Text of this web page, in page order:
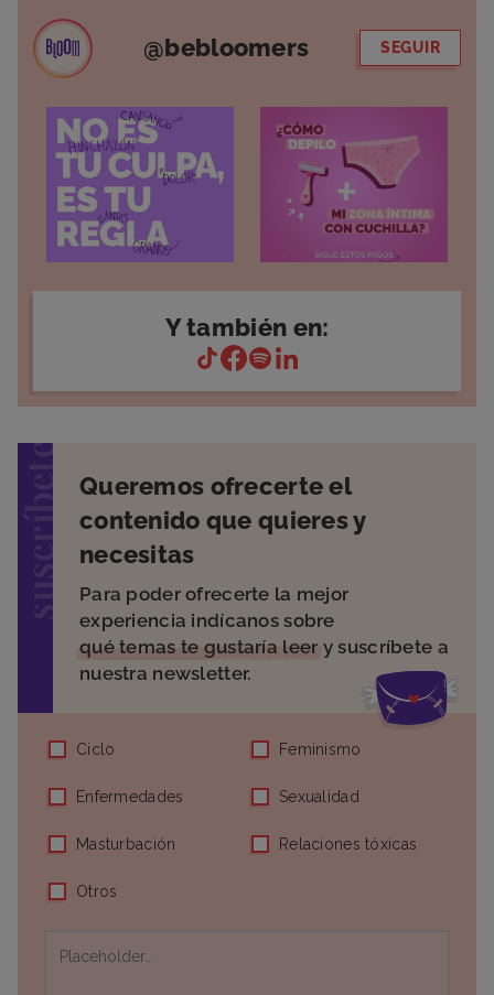
@bebloomers SEGUIR
Y también en:
Queremos ofrecerte el
contenido que quieres y
necesitas
Para poder ofrecerte la mejor
experiencia indícanos sobre
qué temas te gustaría leer y suscríbete a
nuestra newsletter.
Ciclo Feminismo
Enfermedades Sexualidad
Masturbación Relaciones tóxicas
Otros